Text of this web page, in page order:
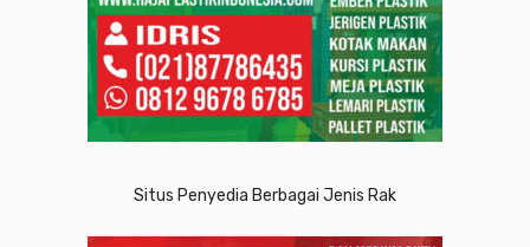
Situs Penyedia Berbagai Jenis Rak